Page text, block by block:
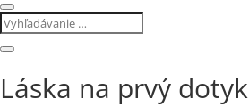
Láska na prvý dotyk